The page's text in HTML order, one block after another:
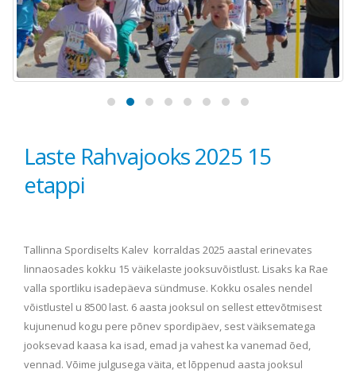
Laste Rahvajooks 2025 15
etappi
Tallinna Spordiselts Kalev korraldas 2025 aastal erinevates
linnaosades kokku 15 väikelaste jooksuvõistlust. Lisaks ka Rae
valla sportliku isadepäeva sündmuse. Kokku osales nendel
võistlustel u 8500 last. 6 aasta jooksul on sellest ettevõtmisest
kujunenud kogu pere põnev spordipäev, sest väiksematega
jooksevad kaasa ka isad, emad ja vahest ka vanemad õed,
vennad. Võime julgusega väita, et lõppenud aasta jooksul